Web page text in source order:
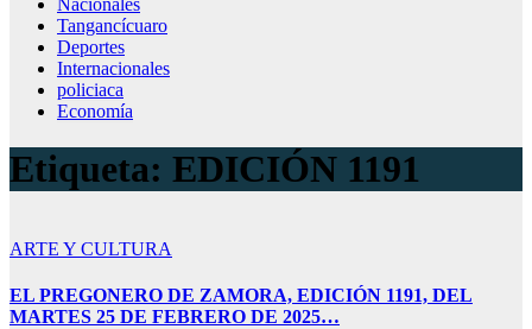
Nacionales
Tangancícuaro
Deportes
Internacionales
policiaca
Economía
Etiqueta: EDICIÓN 1191
ARTE Y CULTURA
EL PREGONERO DE ZAMORA, EDICIÓN 1191, DEL
MARTES 25 DE FEBRERO DE 2025…